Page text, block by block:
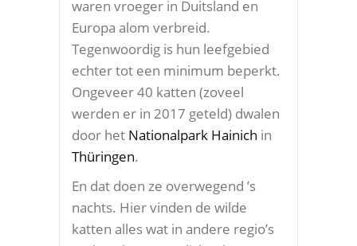
waren vroeger in Duitsland en
Europa alom verbreid.
Tegenwoordig is hun leefgebied
echter tot een minimum beperkt.
Ongeveer 40 katten (zoveel
werden er in 2017 geteld) dwalen
door het Nationalpark Hainich in
Thüringen.
En dat doen ze overwegend ’s
nachts. Hier vinden de wilde
katten alles wat in andere regio’s